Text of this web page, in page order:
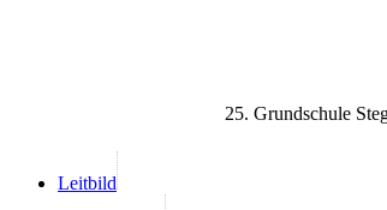
25. Grundschule
Leitbild